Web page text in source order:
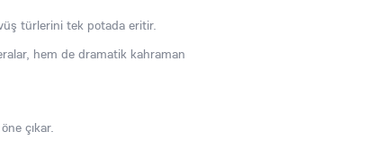
türlerini tek potada eritir.
hem de dramatik kahraman
çıkar.